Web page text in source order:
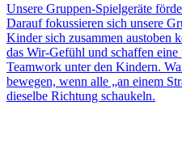
Unsere Gruppen-Spielgeräte
Darauf fokussieren sich unsere
Kinder sich zusammen austoben
das Wir-Gefühl und schaffen
Teamwork unter den Kindern.
bewegen, wenn alle „an einem
dieselbe Richtung schaukeln.